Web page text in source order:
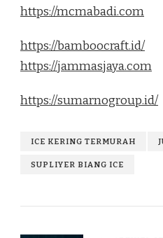
https://mcmabadi.com
https://bamboocraft.id/
https://jammasjaya.com
https://sumarnogroup.id/
ICE KERING TERMURAH
SUPLIYER BIANG ICE